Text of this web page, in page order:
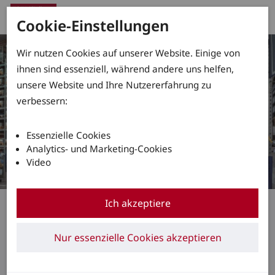
Linde VertiLight und Linde LED Stripes
Ausgezeichnet
ausgeleuchtet
Cookie-Einstellungen
Wir nutzen Cookies auf unserer Website. Einige von
ihnen sind essenziell, während andere uns helfen,
unsere Website und Ihre Nutzererfahrung zu
verbessern:
Essenzielle Cookies
Analytics- und Marketing-Cookies
Video
Ich akzeptiere
Nur essenzielle Cookies akzeptieren